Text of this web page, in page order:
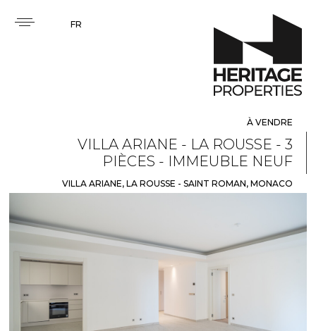
FR
À VENDRE
VILLA ARIANE - LA ROUSSE - 3
PIÈCES - IMMEUBLE NEUF
VILLA ARIANE, LA ROUSSE - SAINT ROMAN, MONACO